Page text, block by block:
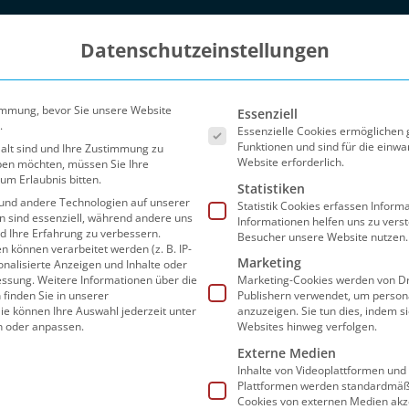
Partner FAQ Preise
Datenschutzeinstellungen
bevor Sie unsere Website
sind und Ihre Zustimmung zu
möchten, müssen Sie Ihre
Erlaubnis bitten.
andere Technologien auf unserer
sind essenziell, während andere uns
Ihre Erfahrung zu verbessern.
können verarbeitet werden (z. B. IP-
Anzeigen und Inhalte oder
Weitere Informationen über die
Sie in unserer
können Ihre Auswahl jederzeit unter
oder anpassen.
Es folgt eine Liste der
Essenziell
Essenzielle Cookies ermöglichen
Funktionen und sind für die
Website erforderlich.
Statistiken
Statistik Cookies erfassen
Informationen helfen uns zu
Besucher unsere Website nutzen.
Marketing
Marketing-Cookies werden von
Publishern verwendet, um
anzuzeigen. Sie tun dies, indem
Websites hinweg verfolgen.
Externe Medien
Inhalte von Videoplattformen
Plattformen werden
Cookies von externen Medien